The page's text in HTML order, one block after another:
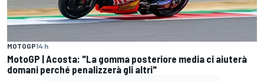
MOTOGP14 h
MotoGP | Acosta: "La gomma posteriore media ci aiuterà
domani perché penalizzerà gli altri"